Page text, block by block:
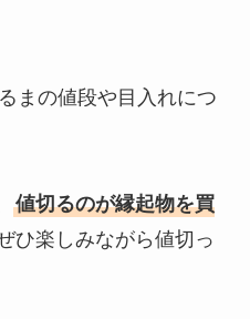
まの値段や目入れにつ
値切るのが縁起物を買
ひ楽しみながら値切っ